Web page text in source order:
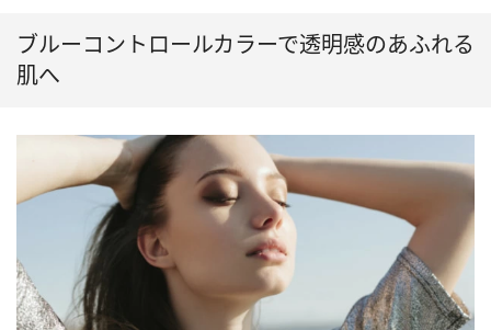
ブルーコントロールカラーで透明感のあふれる
肌へ